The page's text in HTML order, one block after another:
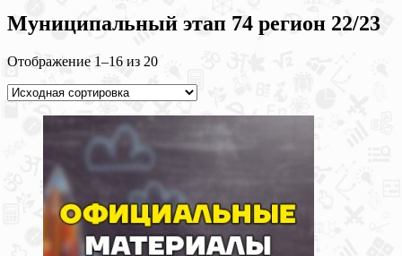
Муниципальный этап 74 регион 22/23
Отображение 1–16 из 20